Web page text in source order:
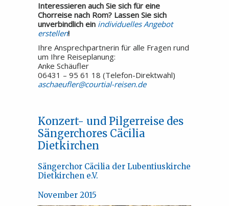
Interessieren auch Sie sich für eine
Chorreise nach Rom? Lassen Sie sich
unverbindlich ein individuelles Angebot
erstellen!
Ihre Ansprechpartnerin für alle Fragen rund
um Ihre Reiseplanung:
Anke Schäufler
06431 – 95 61 18 (Telefon-Direktwahl)
aschaeufler@courtial-reisen.de
Konzert- und Pilgerreise des
Sängerchores Cäcilia
Dietkirchen
Sängerchor Cäcilia der Lubentiuskirche
Dietkirchen e.V.
November 2015